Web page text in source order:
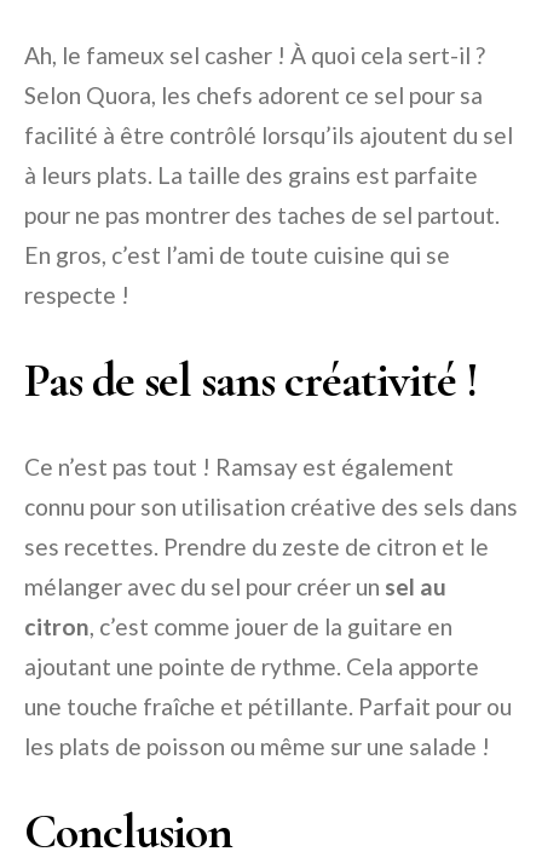
Ah, le fameux sel casher ! À quoi cela sert-il ?
Selon Quora, les chefs adorent ce sel pour sa
facilité à être contrôlé lorsqu’ils ajoutent du sel
à leurs plats. La taille des grains est parfaite
pour ne pas montrer des taches de sel partout.
En gros, c’est l’ami de toute cuisine qui se
respecte !
Pas de sel sans créativité !
Ce n’est pas tout ! Ramsay est également
connu pour son utilisation créative des sels dans
ses recettes. Prendre du zeste de citron et le
mélanger avec du sel pour créer un sel au
citron, c’est comme jouer de la guitare en
ajoutant une pointe de rythme. Cela apporte
une touche fraîche et pétillante. Parfait pour ou
les plats de poisson ou même sur une salade !
Conclusion